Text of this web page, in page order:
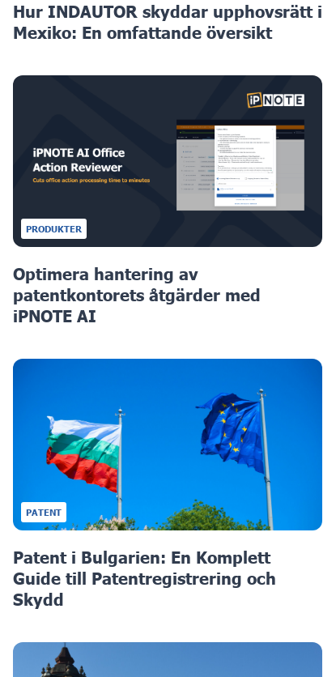
Hur INDAUTOR skyddar upphovsrätt i
Mexiko: En omfattande översikt
PRODUKTER
Optimera hantering av
patentkontorets åtgärder med
iPNOTE AI
PATENT
Patent i Bulgarien: En Komplett
Guide till Patentregistrering och
Skydd